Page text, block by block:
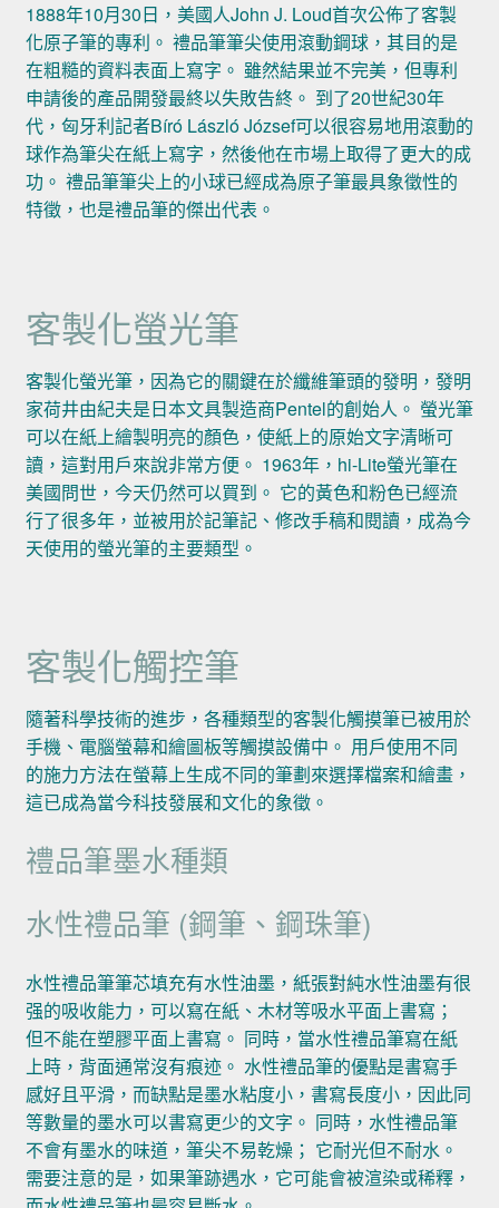
1888年10月30日，美國人John J. Loud首次公佈了客製
化原子筆的專利。 禮品筆筆尖使用滾動鋼球，其目的是
在粗糙的資料表面上寫字。 雖然結果並不完美，但專利
申請後的產品開發最終以失敗告終。 到了20世紀30年
代，匈牙利記者Bíró László József可以很容易地用滾動的
球作為筆尖在紙上寫字，然後他在市場上取得了更大的成
功。 禮品筆筆尖上的小球已經成為原子筆最具象徵性的
特徵，也是禮品筆的傑出代表。
客製化螢光筆
客製化螢光筆，因為它的關鍵在於纖維筆頭的發明，發明
家荷井由紀夫是日本文具製造商Pentel的創始人。 螢光筆
可以在紙上繪製明亮的顏色，使紙上的原始文字清晰可
讀，這對用戶來說非常方便。 1963年，hi-Lite螢光筆在
美國問世，今天仍然可以買到。 它的黃色和粉色已經流
行了很多年，並被用於記筆記、修改手稿和閱讀，成為今
天使用的螢光筆的主要類型。
客製化觸控筆
隨著科學技術的進步，各種類型的客製化觸摸筆已被用於
手機、電腦螢幕和繪圖板等觸摸設備中。 用戶使用不同
的施力方法在螢幕上生成不同的筆劃來選擇檔案和繪畫，
這已成為當今科技發展和文化的象徵。
禮品筆墨水種類
水性禮品筆 (鋼筆、鋼珠筆)
水性禮品筆筆芯填充有水性油墨，紙張對純水性油墨有很
强的吸收能力，可以寫在紙、木材等吸水平面上書寫；
但不能在塑膠平面上書寫。 同時，當水性禮品筆寫在紙
上時，背面通常沒有痕迹。 水性禮品筆的優點是書寫手
感好且平滑，而缺點是墨水粘度小，書寫長度小，因此同
等數量的墨水可以書寫更少的文字。 同時，水性禮品筆
不會有墨水的味道，筆尖不易乾燥； 它耐光但不耐水。
需要注意的是，如果筆跡遇水，它可能會被渲染或稀釋，